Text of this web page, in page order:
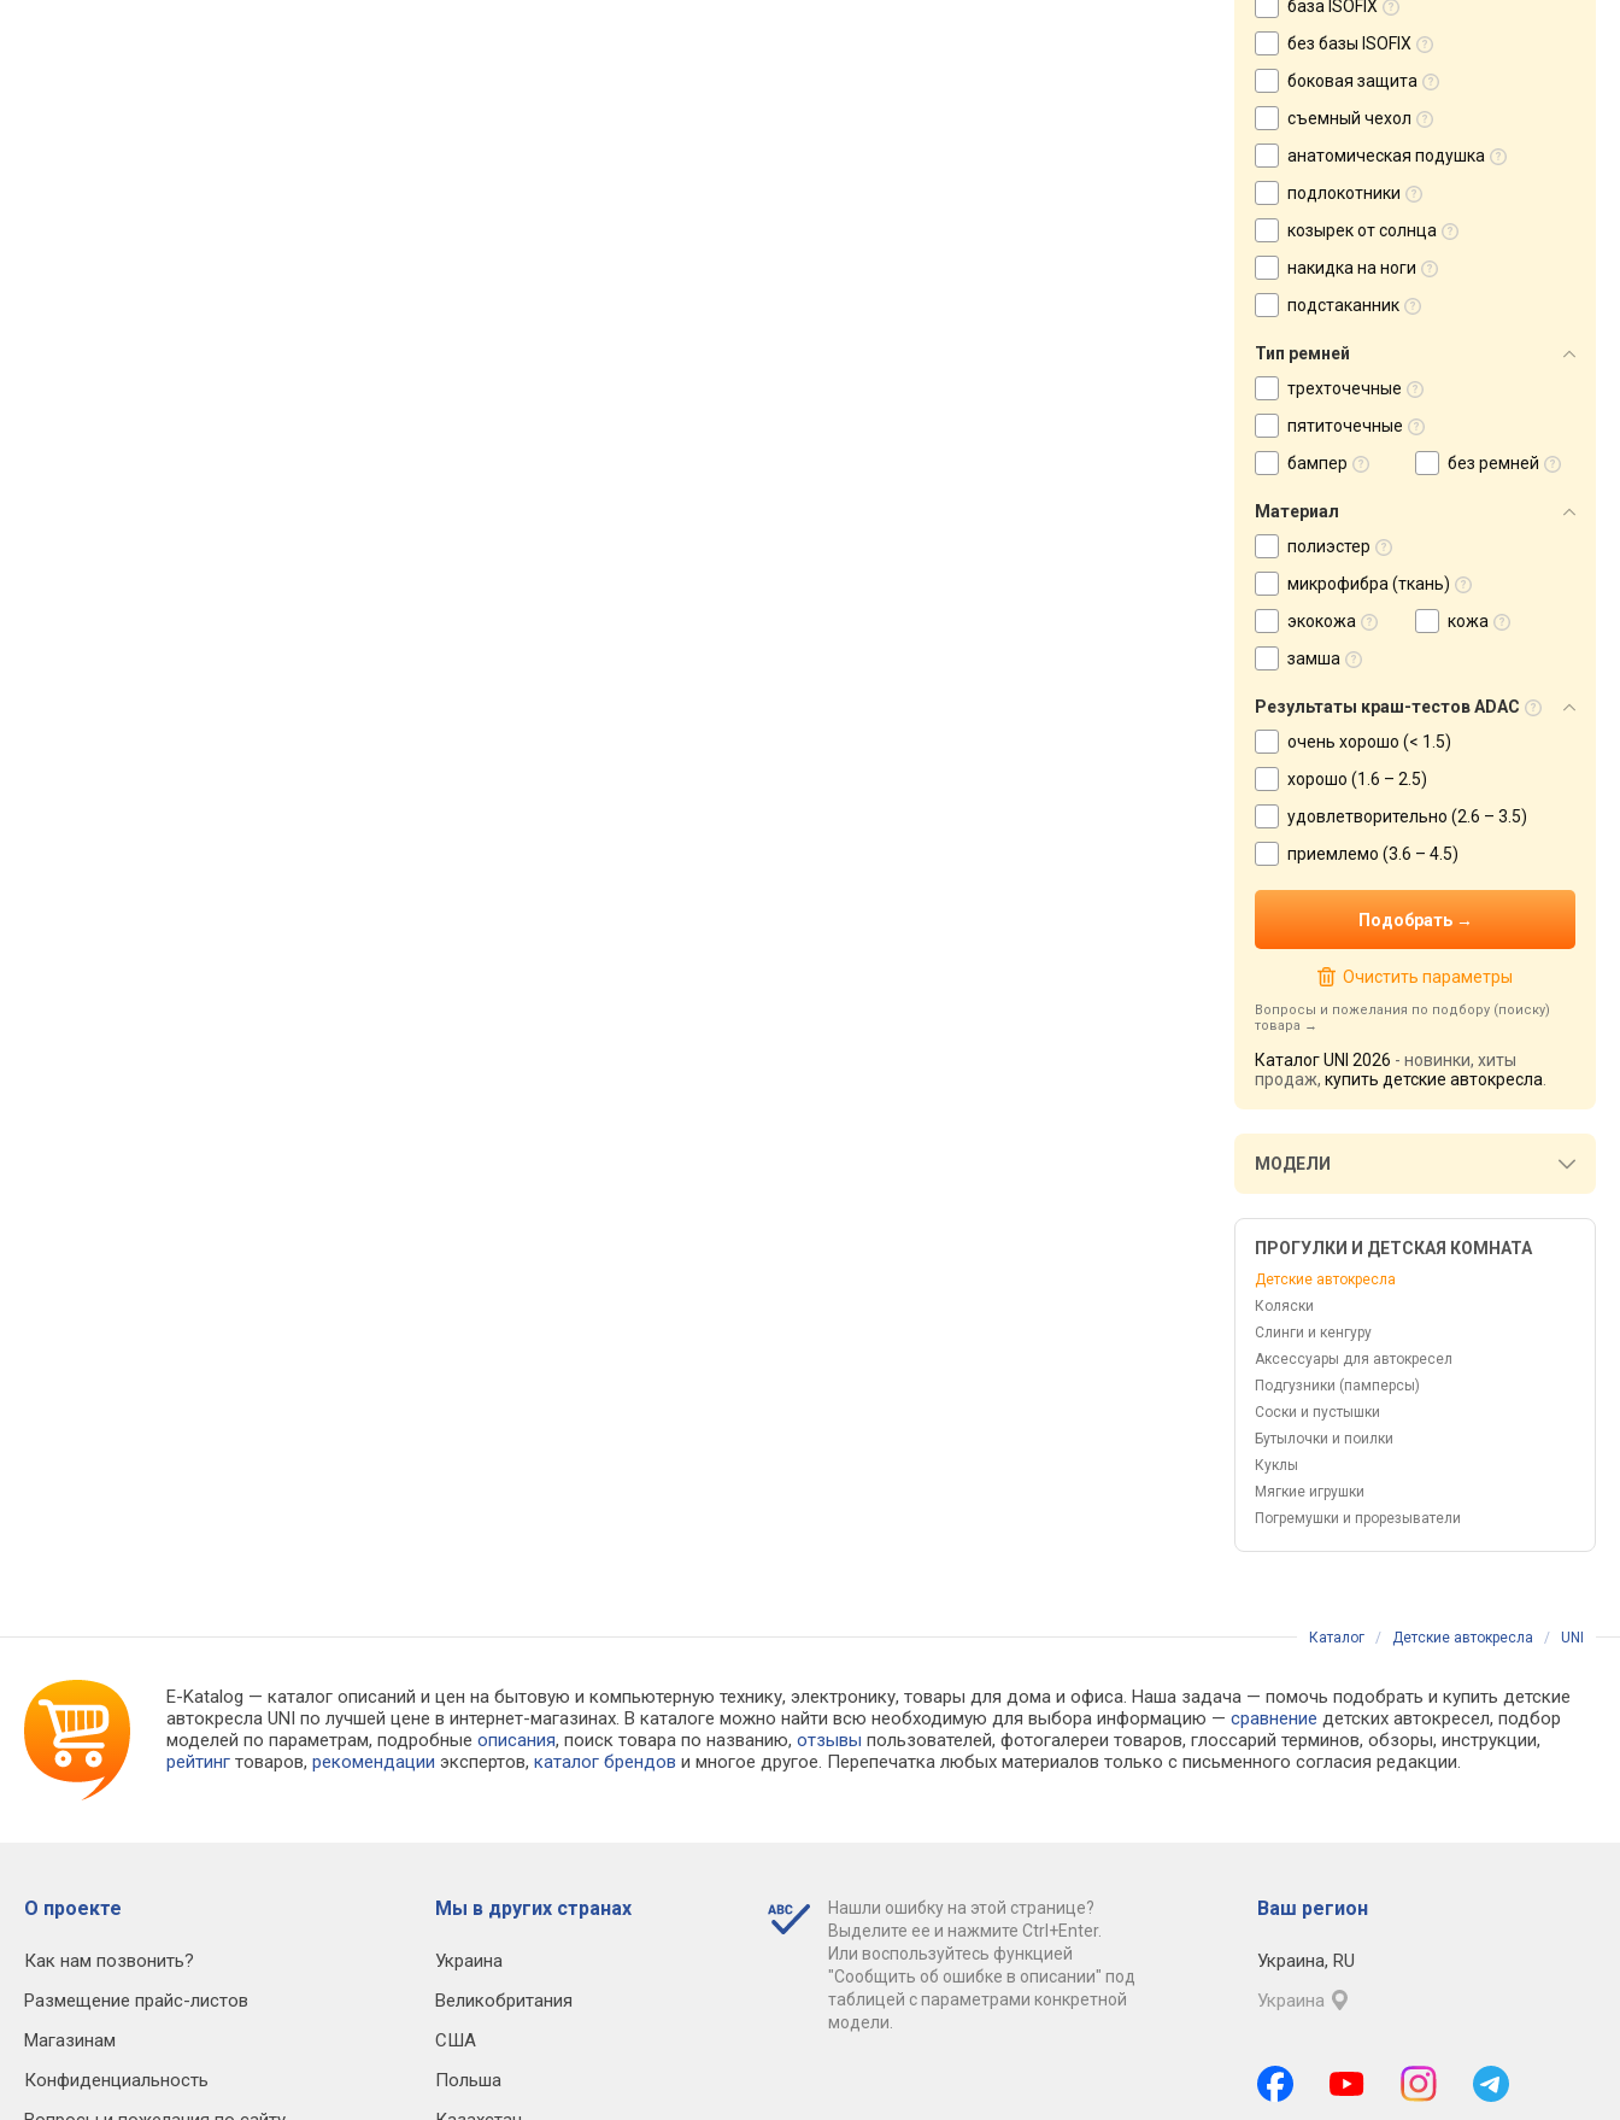
база ISOFIX
без базы ISOFIX
боковая защита
съемный чехол
анатомическая подушка
подлокотники
козырек от солнца
накидка на ноги
подстаканник
Тип ремней
трехточечные
пятиточечные
бампер
без ремней
Материал
полиэстер
микрофибра (ткань)
экокожа
кожа
замша
Результаты краш-тестов ADAC
очень хорошо (< 1.5)
хорошо (1.6 – 2.5)
удовлетворительно (2.6 – 3.5)
приемлемо (3.6 – 4.5)
Очистить параметры
Вопросы и пожелания по подбору (поиску)
товара
Каталог UNI 2026 - новинки, хиты
продаж, купить детские автокресла
МОДЕЛИ
ПРОГУЛКИ И ДЕТСКАЯ КОМНАТА
Детские автокресла
Коляски
Слинги и кенгуру
Аксессуары для автокресел
Подгузники (памперсы)
Соски и пустышки
Бутылочки и поилки
Куклы
Мягкие игрушки
Погремушки и прорезыватели
Каталог / Детские автокресла / UNI
E-Katalog — каталог описаний и цен на бытовую и компьютерную технику, электронику, товары для дома и офиса. Наша задача — помочь подобрать и купить детские
автокресла UNI по лучшей цене в интернет-магазинах. В каталоге можно найти всю необходимую для выбора информацию —сравнение детских автокресел, подбор
моделей по параметрам, подробныеописания, поиск товара по названию,отзывы пользователей, фотогалереи товаров, глоссарий терминов, обзоры, инструкции,
рейтинг товаров,рекомендации экспертов,каталог брендов и многое другое. Перепечатка любых материалов только с письменного согласия редакции.
О проекте
Как нам позвонить?
Размещение прайс-листов
Магазинам
Конфиденциальность
Мы в других странах
Украина
Великобритания
США
Польша
Нашли ошибку на этой странице?
Выделите ее и нажмите Ctrl+Enter.
Или воспользуйтесь функцией
"Сообщить об ошибке в описании" под
таблицей с параметрами конкретной
модели.
Ваш регион
Украина, RU
Украина